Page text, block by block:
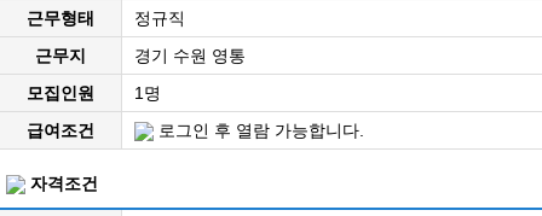
근무형태
정규직
근무지
경기 수원 영통
모집인원
1명
급여조건
로그인 후 열람 가능합니다.
자격조건